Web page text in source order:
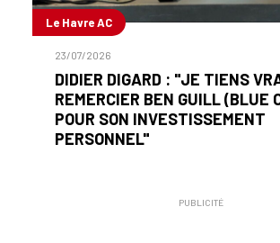
Le Havre AC
23/07/2026
DIDIER DIGARD : "JE TIENS
REMERCIER BEN GUILL (BLUE
POUR SON INVESTISSEMENT
PERSONNEL"
PUBLICITÉ